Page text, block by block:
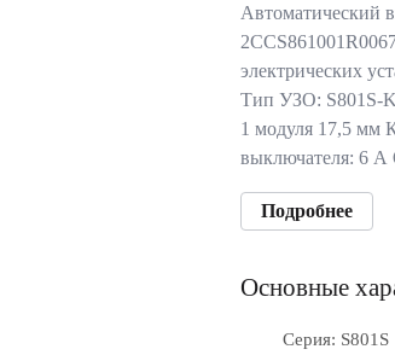
Автоматический
электрических
Тип УЗО: S801S-
1 модуля 17,5 мм
выключателя: 6
Подробнее
Основные
Серия: S801S